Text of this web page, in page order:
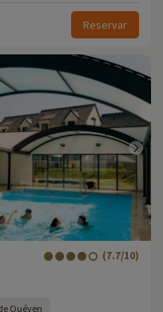
Reservar
(7.7/10)
Quéven